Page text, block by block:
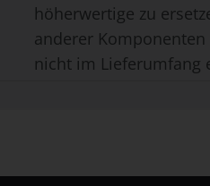
höherwertige zu
anderer
nicht im Lieferumfang